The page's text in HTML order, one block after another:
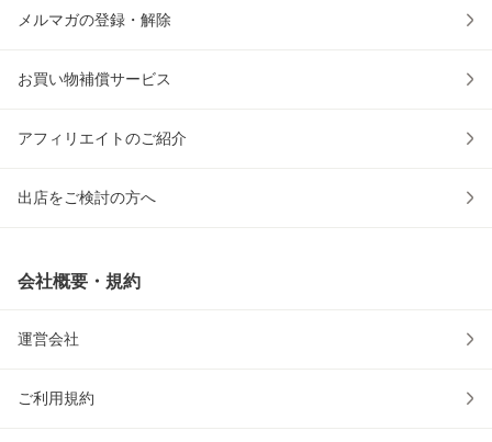
メルマガの登録・解除
お買い物補償サービス
アフィリエイトのご紹介
出店をご検討の方へ
会社概要・規約
運営会社
ご利用規約